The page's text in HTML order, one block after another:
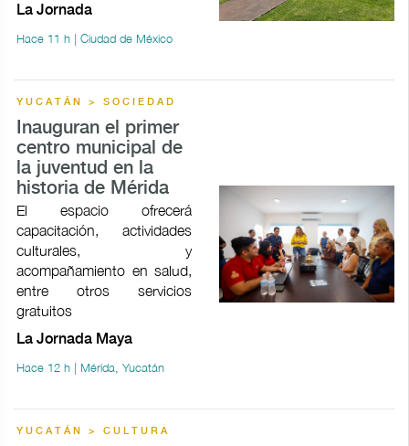
La Jornada
Hace 11 h | Ciudad de México
YUCATÁN > SOCIEDAD
Inauguran el primer
centro municipal de
la juventud en la
historia de Mérida
El espacio ofrecerá
capacitación, actividades
culturales, y
acompañamiento en salud,
entre otros servicios
gratuitos
La Jornada Maya
Hace 12 h | Mérida, Yucatán
YUCATÁN > CULTURA